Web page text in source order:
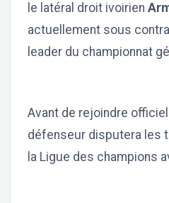
le latéral droit ivoirien
actuellement sous
leader du championnat
Avant de rejoindre
défenseur disputera les
la Ligue des champions